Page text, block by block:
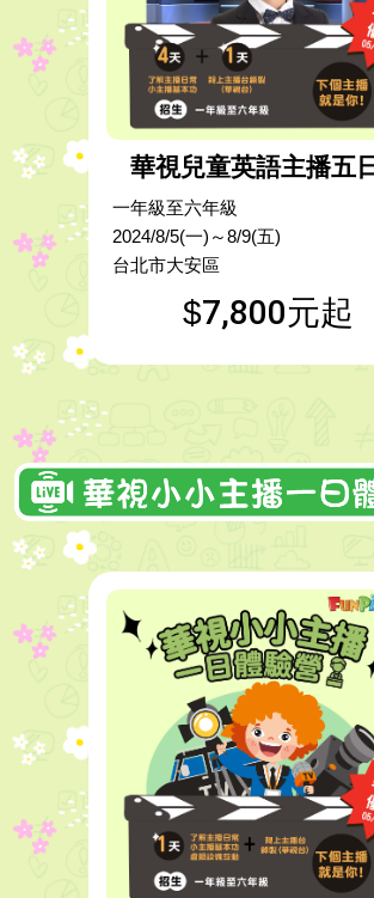
華視兒童英語主播五
一年級至六年級
2024/8/5(一)～8/9(五)
台北市大安區
$7,800元起